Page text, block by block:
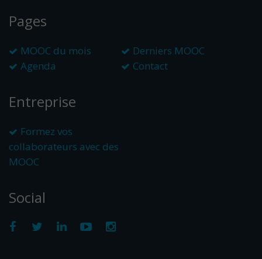
Pages
MOOC du mois
Derniers MOOC
Agenda
Contact
Entreprise
Formez vos
collaborateurs avec des
MOOC
Social